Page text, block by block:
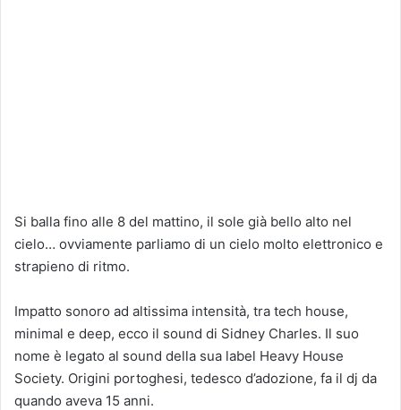
Si balla fino alle 8 del mattino, il sole già bello alto nel
cielo… ovviamente parliamo di un cielo molto elettronico e
strapieno di ritmo.
Impatto sonoro ad altissima intensità, tra tech house,
minimal e deep, ecco il sound di Sidney Charles. Il suo
nome è legato al sound della sua label Heavy House
Society. Origini portoghesi, tedesco d’adozione, fa il dj da
quando aveva 15 anni.